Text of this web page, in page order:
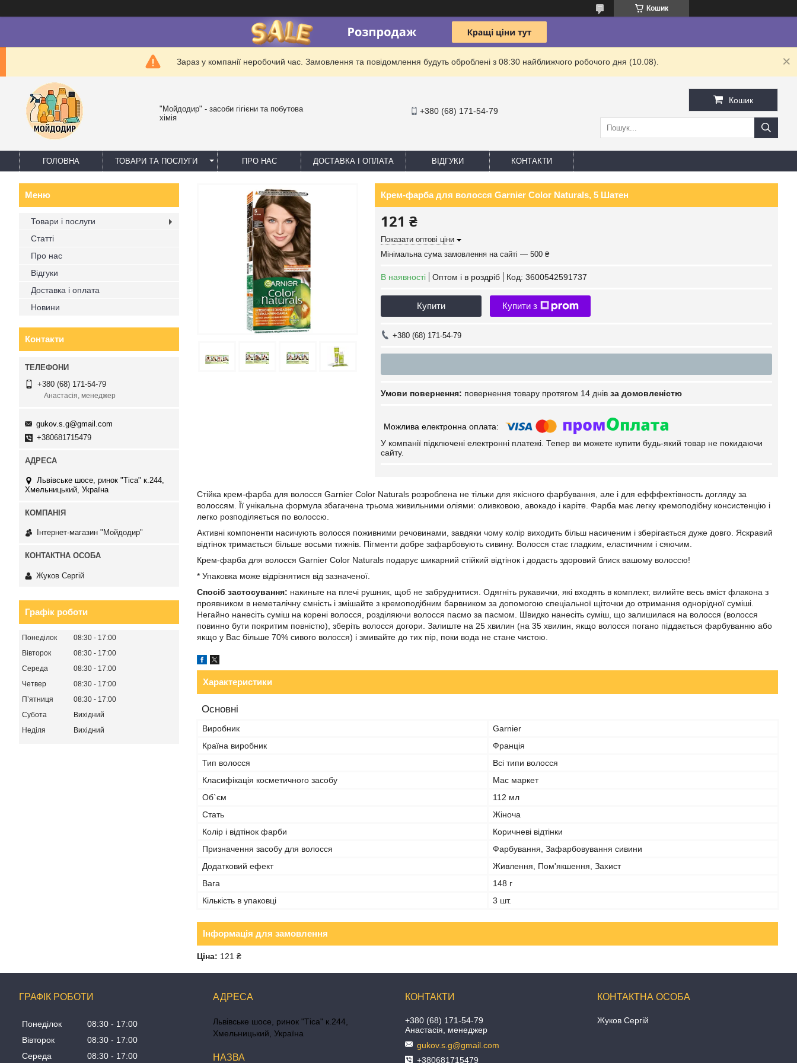
Кошик
Зараз у компанії неробочий час. Замовлення та повідомлення будуть оброблені з 08:30 найближчого робочого дня (10.08).
"Мойдодир" - засоби гігієни та побутова
хімія
+380 (68) 171-54-79
Кошик
ГОЛОВНА ТОВАРИ ТА ПОСЛУГИ ПРО НАС ДОСТАВКА І ОПЛАТА ВІДГУКИ КОНТАКТИ
Крем-фарба для волосся Garnier Color Naturals, 5 Шатен
121 ₴
Показати оптові ціни
Мінімальна сума замовлення на сайті — 500 ₴
В наявності Оптом і в роздріб Код: 3600542591737
Купити Купити з
+380 (68) 171-54-79
повернення товару протягом 14 днів за домовленістю
У компанії підключені електронні платежі. Тепер ви можете купити будь-який товар не покидаючи
сайту.
Стійка крем-фарба для волосся Garnier Color Naturals розроблена не тільки для якісного фарбування, але і для ефффектівность догляду за
волоссям. Її унікальна формула збагачена трьома живильними оліями: оливковою, авокадо і каріте. Фарба має легку кремоподібну консистенцію і
легко розподіляється по волоссю.
Активні компоненти насичують волосся поживними речовинами, завдяки чому колір виходить більш насиченим і зберігається дуже довго. Яскравий
відтінок тримається більше восьми тижнів. Пігменти добре зафарбовують сивину. Волосся стає гладким, еластичним і сяючим.
Крем-фарба для волосся Garnier Color Naturals подарує шикарний стійкий відтінок і додасть здоровий блиск вашому волоссю!
* Упаковка може відрізнятися від зазначеної.
Спосіб застосування: накиньте на плечі рушник, щоб не забруднитися. Одягніть рукавички, які входять в комплект, вилийте весь вміст флакона з
проявником в неметалічну ємність і змішайте з кремоподібним барвником за допомогою спеціальної щіточки до отримання однорідної суміші.
Негайно нанесіть суміш на корені волосся, розділяючи волосся пасмо за пасмом. Швидко нанесіть суміш, що залишилася на волосся (волосся
повинно бути покритим повністю), зберіть волосся догори. Залиште на 25 хвилин (на 35 хвилин, якщо волосся погано піддається фарбуванню або
якщо у Вас більше 70% сивого волосся) і змивайте до тих пір, поки вода не стане чистою.
Характеристики
Основні
Виробник
Garnier
Країна виробник
Франція
Тип волосся
Всі типи волосся
Класифікація косметичного засобу
Мас маркет
Об`єм
112 мл
Стать
Жіноча
Колір і відтінок фарби
Коричневі відтінки
Призначення засобу для волосся
Фарбування, Зафарбовування сивини
Додатковий ефект
Живлення, Пом'якшення, Захист
Вага
148 г
Кількість в упаковці
3 шт.
Інформація для замовлення
Ціна: 121 ₴
Товари і послуги
Статті
Про нас
Відгуки
Доставка і оплата
Новини
Контакти
+380 (68) 171-54-79
Анастасія, менеджер
gukov.s.g@gmail.com
+380681715479
Львівське шосе, ринок "Тіса" к.244,
Хмельницький, Україна
Інтернет-магазин "Мойдодир"
Жуков Сергій
Графік роботи
Понеділок 08:30
17:00
Вівторок
08:30
17:00
Середа
08:30
17:00
Четвер
08:30
17:00
Пʼятниця
08:30
17:00
Субота
Вихідний
Неділя
Вихідний
ГРАФІК РОБОТИ
Понеділок 08:30
17:00
Вівторок
08:30
17:00
Середа
08:30 17:00
Львівське шосе, ринок "Тіса" к.244,
Хмельницький, Україна
+380 (68) 171-54-79
Анастасія, менеджер
gukov.s.g@gmail.com
+380681715479
Жуков Сергій